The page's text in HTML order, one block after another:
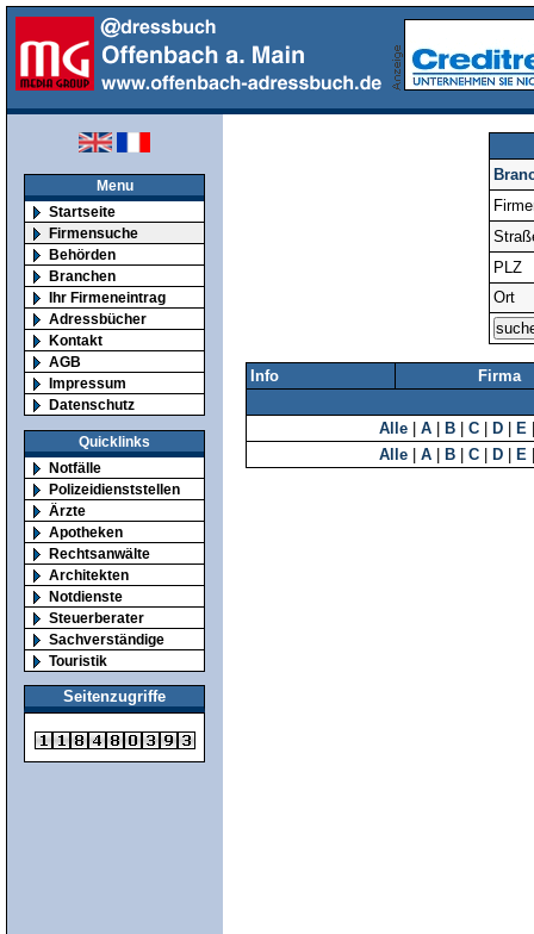
Menu
Startseite
Firmensuche
Behörden
Branchen
Ihr Firmeneintrag
Adressbücher
Kontakt
AGB
Impressum
Datenschutz
Quicklinks
Notfälle
Polizeidienststellen
Ärzte
Apotheken
Rechtsanwälte
Architekten
Notdienste
Steuerberater
Sachverständige
Touristik
Seitenzugriffe
PLZ
Ort
Info Firma
Alle A B C D E
Alle
A B C D E